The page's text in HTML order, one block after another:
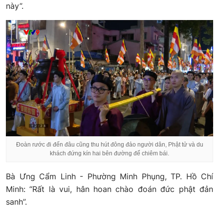
này”.
Đoàn rước đi đến đâu cũng thu hút đông đảo người dân, Phật tử và du
khách đứng kín hai bên đường để chiêm bái.
Bà Ưng Cẩm Linh - Phường Minh Phụng, TP. Hồ Chí
Minh: “Rất là vui, hân hoan chào đoán đức phật đản
sanh”.